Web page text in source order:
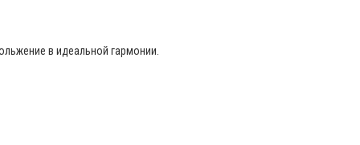
в идеальной гармонии.